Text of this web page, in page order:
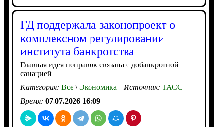
ГД поддержала законопроект о
комплексном регулировании
института банкротства
Главная идея поправок связана с добанкротной
санацией
Категория: Все\Экономика Источник: ТАСС
Время: 07.07.2026 16:09